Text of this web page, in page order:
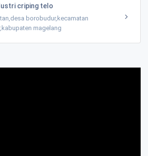
criping telo
borobudur,kecamatan
magelang